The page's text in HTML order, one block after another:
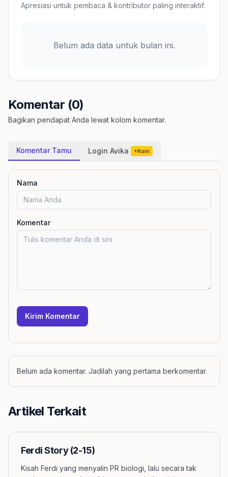
Apresiasi untuk pembaca & kontributor paling interaktif.
Belum ada data untuk bulan ini.
Komentar (0)
Bagikan pendapat Anda lewat kolom komentar.
Komentar Tamu Login Avika +Koin
Nama
Komentar
Kirim Komentar
Belum ada komentar. Jadilah yang pertama berkomentar.
Artikel Terkait
Ferdi Story (2-15)
Kisah Ferdi yang menyalin PR biologi, lalu secara tak